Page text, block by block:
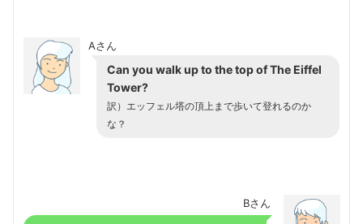
Aさん
Can you walk up to the top of The Eiffel
Tower?
訳） エッフェル塔の頂上まで歩いて登れるのか
な？
Bさん